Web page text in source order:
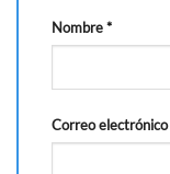
Nombre *
Correo electrónico